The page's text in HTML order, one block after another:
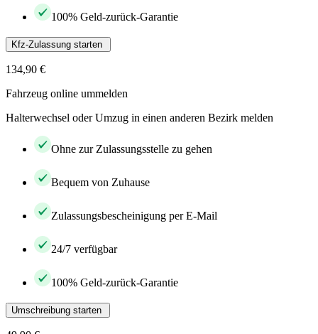
100% Geld-zurück-Garantie
Kfz-Zulassung starten
134,90 €
Fahrzeug online ummelden
Halterwechsel oder Umzug in einen anderen Bezirk melden
Ohne zur Zulassungsstelle zu gehen
Bequem von Zuhause
Zulassungsbescheinigung per E-Mail
24/7 verfügbar
100% Geld-zurück-Garantie
Umschreibung starten